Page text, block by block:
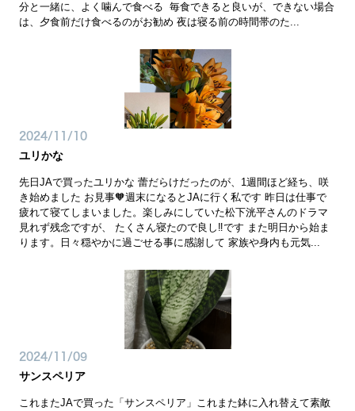
分と一緒に、よく噛んで食べる 毎食できると良いが、できない場合
は、夕食前だけ食べるのがお勧め 夜は寝る前の時間帯のた...
2024/11/10
ユリかな
先日JAで買ったユリかな 蕾だらけだったのが、1週間ほど経ち、咲
き始めました お見事🧡週末になるとJAに行く私です 昨日は仕事で
疲れて寝てしまいました。楽しみにしていた松下洸平さんのドラマ
見れず残念ですが、 たくさん寝たので良し‼️です また明日から始ま
ります。日々穏やかに過ごせる事に感謝して 家族や身内も元気...
2024/11/09
サンスペリア
これまたJAで買った「サンスペリア」これまた鉢に入れ替えて素敵